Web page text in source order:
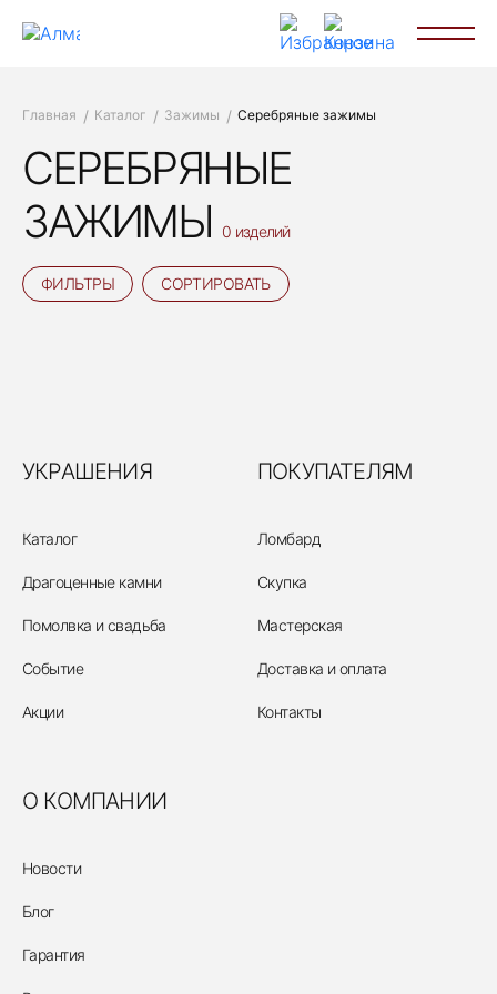
Главная Каталог Зажимы Серебряные зажимы
СЕРЕБРЯНЫЕ
ЗАЖИМЫ
0 изделий
ФИЛЬТРЫ СОРТИРОВАТЬ
УКРАШЕНИЯ
Каталог
Драгоценные камни
Помолвка и свадьба
Событие
Акции
ПОКУПАТЕЛЯМ
Ломбард
Скупка
Мастерская
Доставка и оплата
Контакты
О КОМПАНИИ
Новости
Блог
Гарантия